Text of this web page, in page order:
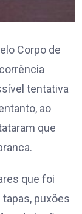
Corpo de
tentativa
ao
que
que foi
tapas, puxões